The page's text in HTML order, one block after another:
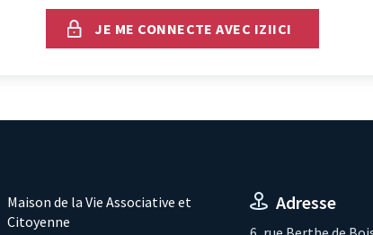
JE ME CONNECTE AVEC IZIICI
Maison de la Vie Associative et
Citoyenne
Adresse